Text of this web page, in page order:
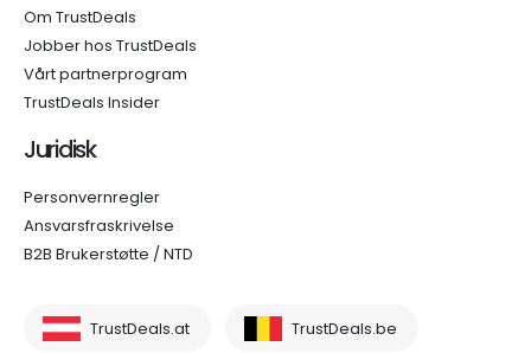
Om TrustDeals
Jobber hos TrustDeals
Vårt partnerprogram
TrustDeals Insider
Juridisk
Personvernregler
Ansvarsfraskrivelse
B2B Brukerstøtte / NTD
TrustDeals.at TrustDeals.be